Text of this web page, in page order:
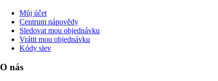
Můj účet
Centrum nápovědy
Sledovat mou objednávku
Vrátit mou objednávku
Kódy slev
O nás